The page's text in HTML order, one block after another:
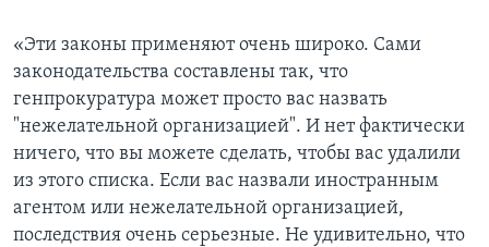
«Эти законы применяют очень широко. Сами
законодательства составлены так, что
генпрокуратура может просто вас назвать
"нежелательной организацией". И нет фактически
ничего, что вы можете сделать, чтобы вас удалили
из этого списка. Если вас назвали иностранным
агентом или нежелательной организацией,
последствия очень серьезные. Не удивительно, что